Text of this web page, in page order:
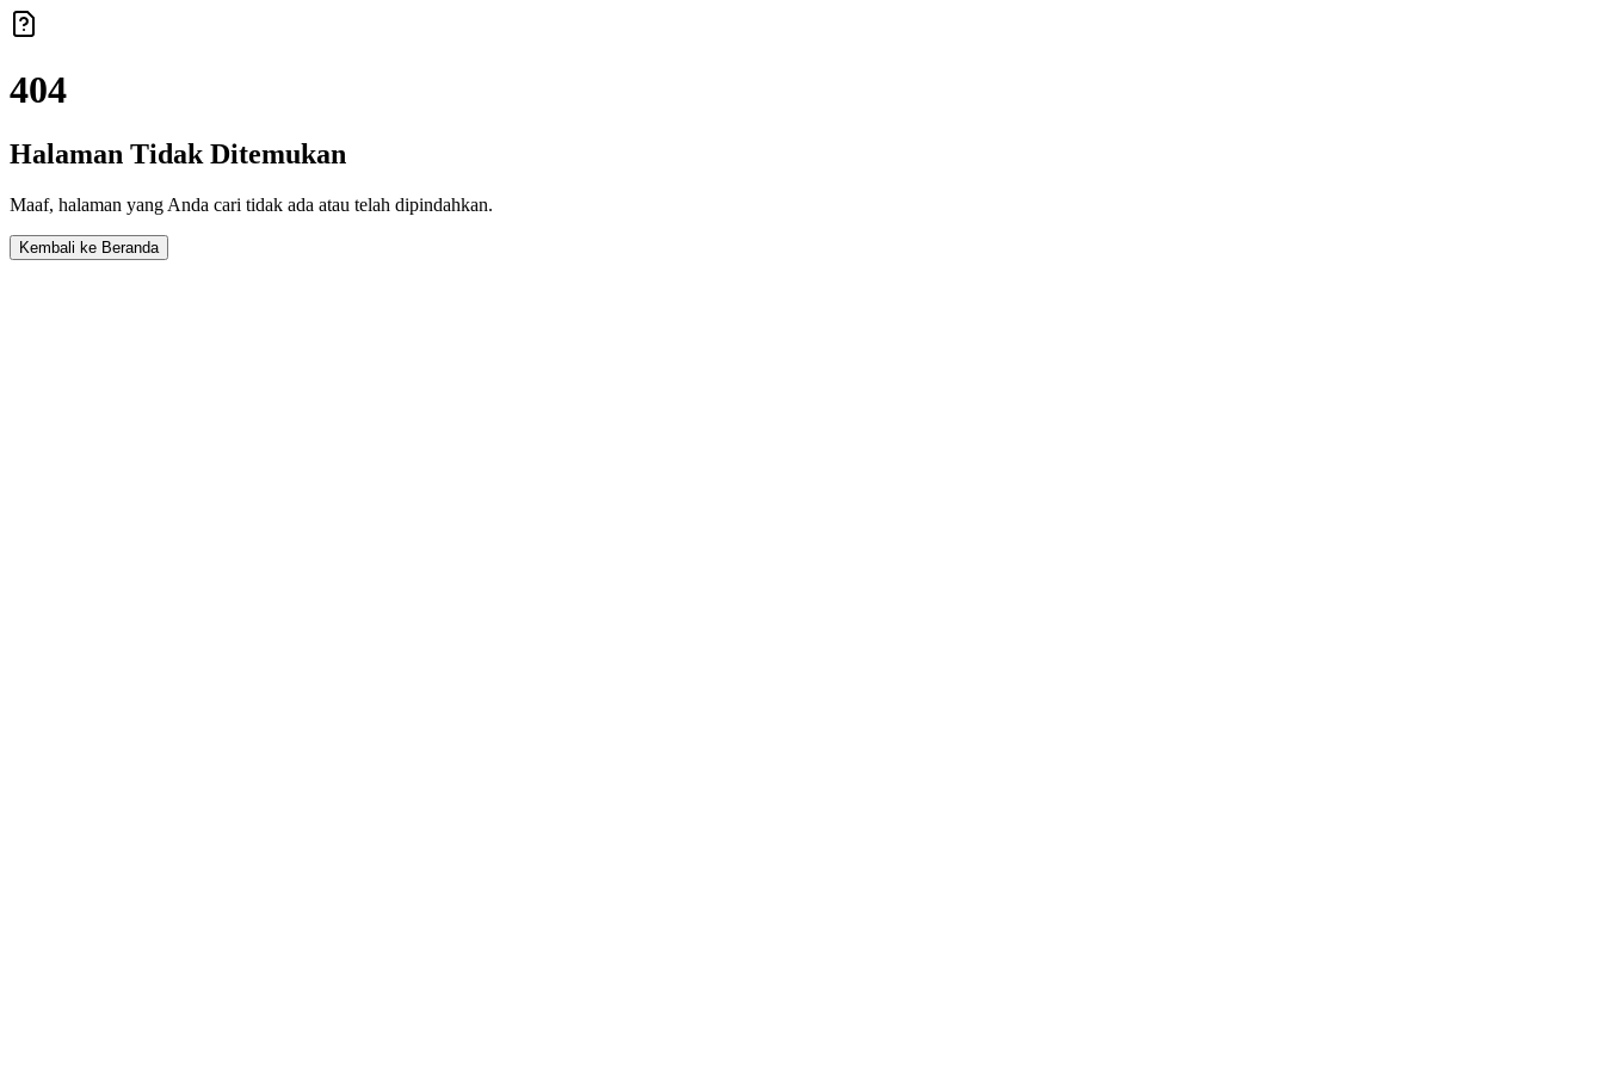
404
Halaman Tidak Ditemukan
Maaf, halaman yang Anda cari tidak ada atau telah dipindahkan.
Kembali ke Beranda